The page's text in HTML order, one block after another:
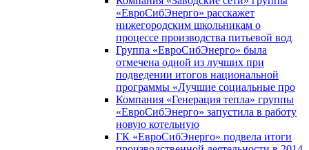
«ЕвроСибЭнерго» расскажет
нижегородским школьникам о
процессе производства питьевой вод
Группа «ЕвроСибЭнерго» была
отмечена одной из лучших при
подведении итогов национальной
программы «Лучшие социальные про
Компания «Генерация тепла» группы
«ЕвроСибЭнерго» запустила в работу
новую котельную
ГК «ЕвроСибЭнерго» подвела итоги